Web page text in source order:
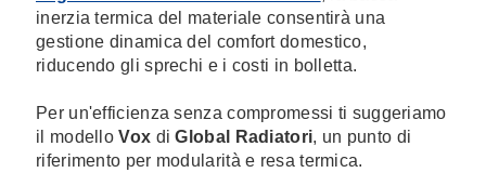
inerzia termica del materiale consentirà una
gestione dinamica del comfort domestico,
riducendo gli sprechi e i costi in bolletta.
Per un'efficienza senza compromessi ti suggeriamo
il modelloVox diGlobal Radiatori, un punto di
riferimento per modularità e resa termica.